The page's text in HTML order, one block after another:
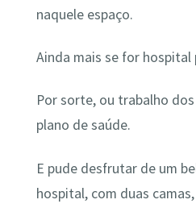
naquele espaço.
Ainda mais se for hospital
Por sorte, ou trabalho
plano de saúde.
E pude desfrutar de um
hospital, com duas